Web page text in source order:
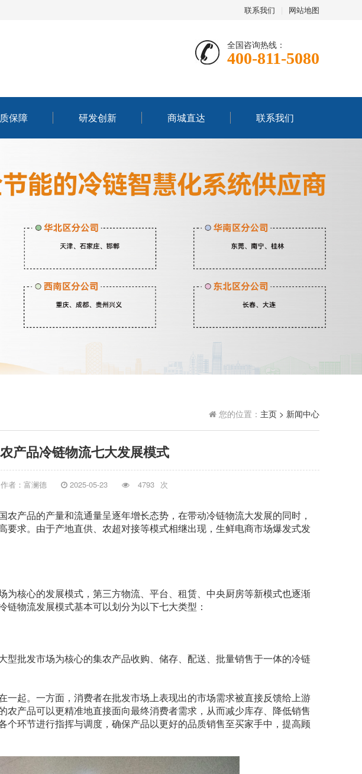
联系我们 网站地图
全国咨询热线：
400-811-5080
保障 研发创新 商城直达 联系我们
您的位置： 主页 > 新闻中心
产品冷链物流七大发展模式
作者：富澜德 2025-05-23 4793 次
产品的产量和流通量呈逐年增长态势，在带动冷链物流大发展的同时，
要求。由于产地直供、农超对接等模式相继出现，生鲜电商市场爆发式发
为核心的发展模式，第三方物流、平台、租赁、中央厨房等新模式也逐渐
物流发展模式基本可以划分为以下七大类型：
型批发市场为核心的集农产品收购、储存、配送、批量销售于一体的冷链
一起。一方面，消费者在批发市场上表现出的市场需求被直接反馈给上游
农产品可以更精准地直接面向最终消费者需求，从而减少库存、降低销售
个环节进行指挥与调度，确保产品以更好的品质销售至买家手中，提高顾